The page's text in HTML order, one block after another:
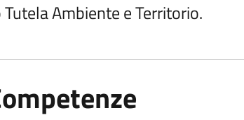
Ambiente e Territorio.